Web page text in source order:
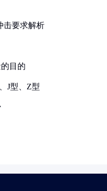
击要求解析
目的
J型、Z型